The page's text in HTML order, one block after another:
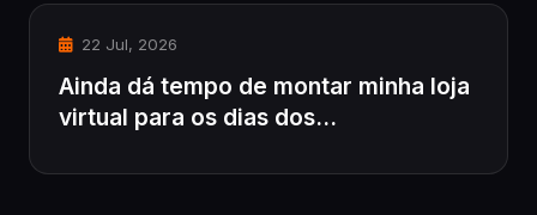
22 Jul, 2026
Ainda dá tempo de montar minha loja
virtual para os dias dos...